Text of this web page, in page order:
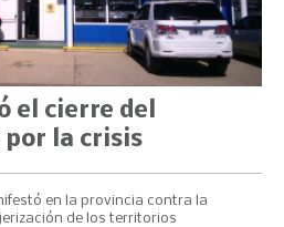
el cierre del
por la crisis
en la provincia contra la
de los territorios